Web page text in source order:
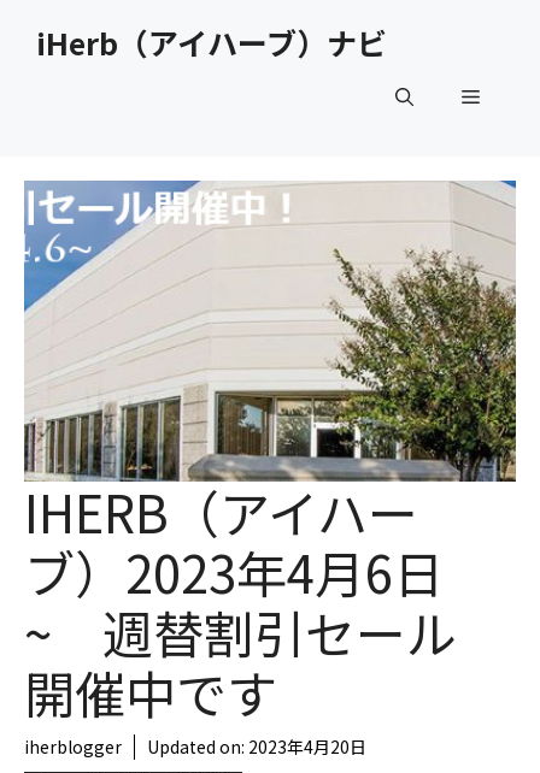
iHerb（アイハーブ）ナビ
メ
ュ
ー
IHERB（アイハー
ブ）2023年4月6日
~ 週替割引セール
開催中です
iherblogger Updated on: 2023年4月20日